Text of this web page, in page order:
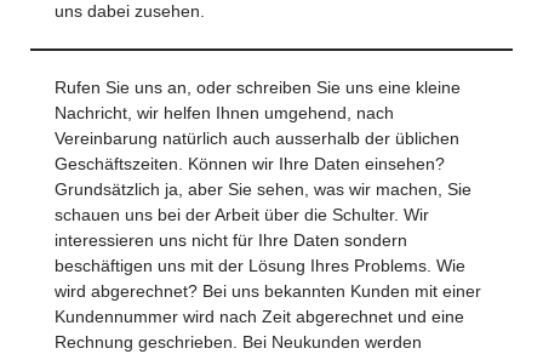
uns dabei zusehen.
Rufen Sie uns an, oder schreiben Sie uns eine kleine
Nachricht, wir helfen Ihnen umgehend, nach
Vereinbarung natürlich auch ausserhalb der üblichen
Geschäftszeiten. Können wir Ihre Daten einsehen?
Grundsätzlich ja, aber Sie sehen, was wir machen, Sie
schauen uns bei der Arbeit über die Schulter. Wir
interessieren uns nicht für Ihre Daten sondern
beschäftigen uns mit der Lösung Ihres Problems. Wie
wird abgerechnet? Bei uns bekannten Kunden mit einer
Kundennummer wird nach Zeit abgerechnet und eine
Rechnung geschrieben. Bei Neukunden werden